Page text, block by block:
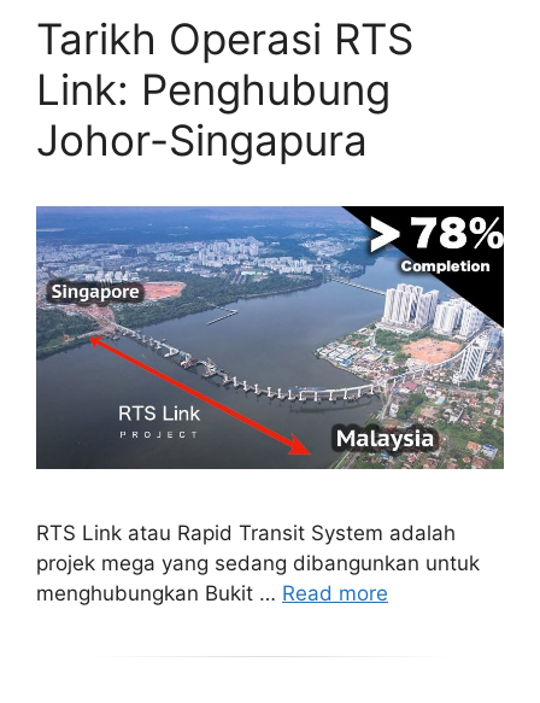
Tarikh Operasi RTS
Link: Penghubung
Johor-Singapura
RTS Link atau Rapid Transit System adalah
projek mega yang sedang dibangunkan untuk
menghubungkan Bukit … Read more